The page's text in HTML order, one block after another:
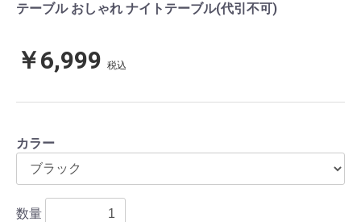
テーブル おしゃれ ナイトテーブル(代引不可)
￥6,999 税込
カラー
数量